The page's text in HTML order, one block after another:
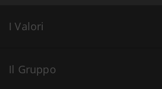
I Valori
Il Gruppo